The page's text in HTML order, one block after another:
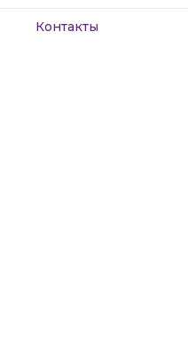
Контакты